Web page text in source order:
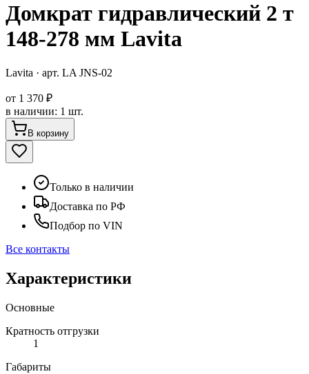
Домкрат гидравлический 2 т
148-278 мм Lavita
Lavita · арт. LA JNS-02
от 1 370 ₽
в наличии: 1 шт.
В корзину
Только в наличии
Доставка по РФ
Подбор по VIN
Все контакты
Характеристики
Основные
Кратность отгрузки
1
Габариты